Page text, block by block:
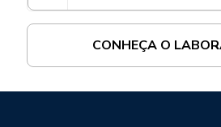
CONHEÇA O